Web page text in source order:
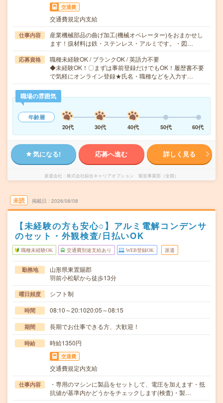
交通費
交通費規定内支給
仕事内容
産業機械部品の曲げ加工(機械オペレーター)をおまかせし
ます！扱材料は鉄・ステンレス・アルミです。・図…
応募資格
職種未経験OK / ブランクOK / 英語力不要
◆未経験OK！〇まずは事前登録だけでもOK！履歴書不要
で気軽にオンライン登録★氏名・職種などを入力す…
職場の雰囲気
年齢層
20代
30代 40代 50代 60代
気になる! 応募へ進む 詳しく見る
派遣会社 株式会社綜合キャリアオプション 製造事業部（全国）
未読 掲載日 2026/08/08
【未経験の方も安心○】アルミ電解コンデンサ
のセット・外観検査/日払いOK
職種未経験OK 交通費別途支給あり WEB登録OK 派遣
勤務地
山形県東置賜郡
羽前小松駅から徒歩13分
曜日頻度 シフト制
時間 08:10～20:1020:05～08:15
期間 長期でお仕事できる方、大歓迎！
時給 時給1350円
交通費
交通費規定内支給
仕事内容
・専用のマシンに製品をセットして、電圧を加えます・抵
抗値が基準内かどうかをチェックします(検査)・製…